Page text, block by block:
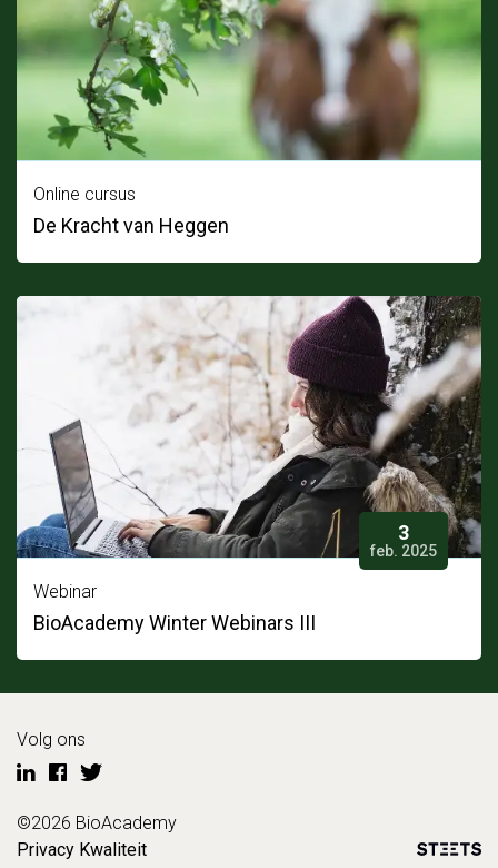
Online cursus
De Kracht van Heggen
3
feb. 2025
Webinar
BioAcademy Winter Webinars III
©2026 BioAcademy
Privacy Kwaliteit
Volg ons